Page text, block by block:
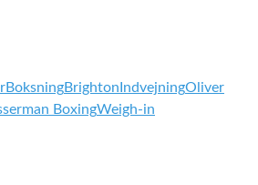
BoksningBrighton IndvejningOliver
BoxingWeigh-in